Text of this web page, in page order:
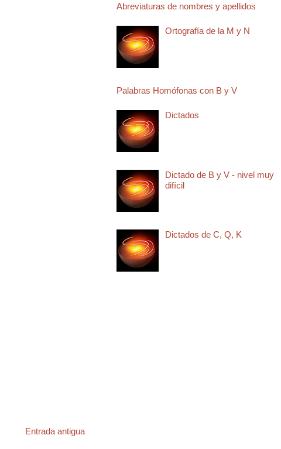
Entrada antigua
Abreviaturas de nombres y apellidos
Ortografía de la M y N
Palabras Homófonas con B y V
Dictados
Dictado de B y V - nivel muy
difícil
Dictados de C, Q, K